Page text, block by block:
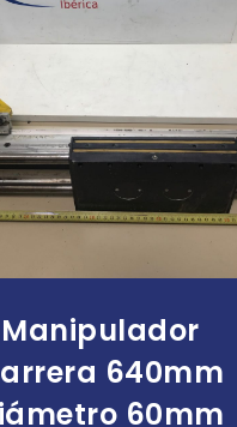
Leer Más
Manipulador
640mm
60mm